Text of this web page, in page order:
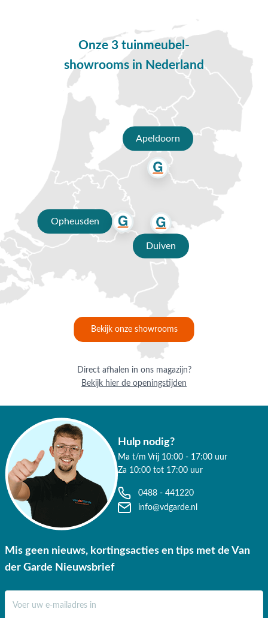
kruisvorm en zijn gemaakt van aluminium. Dit materiaal is
licht van gewicht, stevig en het materiaal kan niet verroesten.
Het tafelblad is gemaakt van "Sintered stone" eigenlijk een
soort keramiek welke krasvast, hitte bestendig en uv
bestendig is. Kortom het ideale materiaal om te verwerken in
Deze set bestaat uit:
4x Julia tuinstoel - antraciet
1x Dublin ronde tuintafel - 120 cm.
Vragen of hulp nodig?
Heb je nog vragen over de Julia/Dublin tuinset? Bel ons dan
op0488-441220, stuur een e-mail naar info@vdgarde.nl
maak gebruik van de chatfunctie. Uiteraard ben je ook van
harte welkom in onze showroom in Opheusden, Duiven of
Apeldoorn. Onze specialisten voorzien je graag van een
deskundig advies op maat.
Waarom kopen bij Van der Garde
✔ 80 jaar ervaring
✔ Persoonlijk advies van specialisten
✔ 9.4/10 uit 19.500+ klantbeoordeling
✔ 3 fysieke showrooms
Onze 3 tuinmeubel-
showrooms in Nederland
Apeldoorn
Opheusden
Duiven
Bekijk onze showrooms
Direct afhalen in ons magazijn?
Bekijk hier de openingstijden
Hulp nodig?
Ma t/m Vrij 10:00 - 17:00 uur
Za 10:00 tot 17:00 uur
0488 - 441220
info@vdgarde.nl
Mis geen nieuws, kortingsacties en tips met de Van
der Garde Nieuwsbrief